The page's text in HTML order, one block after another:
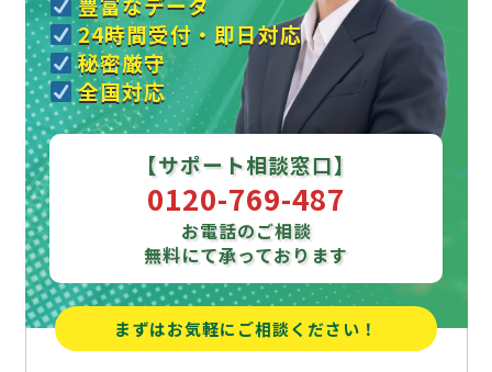
24時間受付・即日対応
秘密厳守
全国対応
【サポート相談窓口】
0120-769-487
お電話のご相談
無料にて承っております
まずはお気軽にご相談ください！